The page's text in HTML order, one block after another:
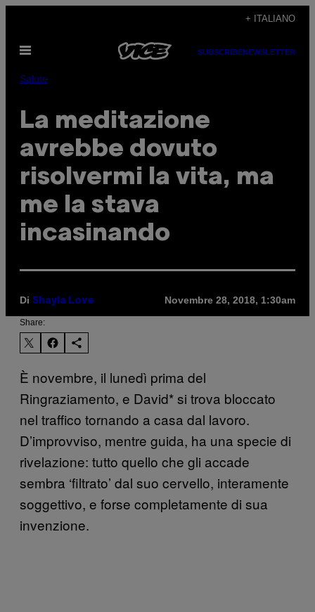
contenuto
+ ITALIANO
Apri
SUBSCRIBENEWSLETTER
Salute
La meditazione
avrebbe dovuto
risolvermi la vita, ma
me la stava
incasinando
Di Shayla Love Novembre 28, 2018, 1:30am
Share:
È novembre, il lunedì prima del
Ringraziamento, e David* si trova bloccato
nel traffico tornando a casa dal lavoro.
D’improvviso, mentre guida, ha una specie di
rivelazione: tutto quello che gli accade
sembra ‘filtrato’ dal suo cervello, interamente
soggettivo, e forse completamente di sua
invenzione.